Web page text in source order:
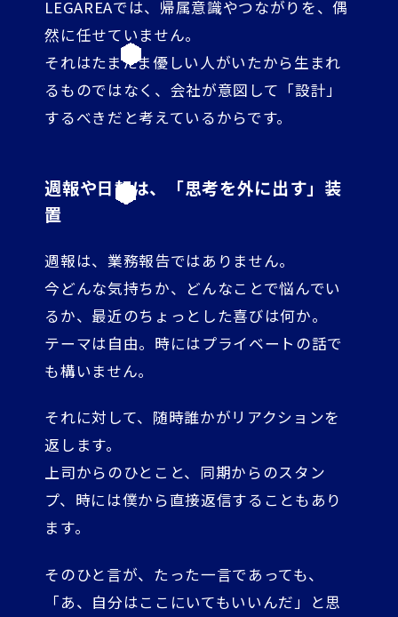
LEGAREAでは、帰属意識やつながりを、偶
然に任せていません。
それはたまたま優しい人がいたから生まれ
るものではなく、会社が意図して「設計」
するべきだと考えているからです。
週報や日報は、「思考を外に出す」装
置
週報は、業務報告ではありません。
今どんな気持ちか、どんなことで悩んでい
るか、最近のちょっとした喜びは何か。
テーマは自由。時にはプライベートの話で
も構いません。
それに対して、随時誰かがリアクションを
返します。
上司からのひとこと、同期からのスタン
プ、時には僕から直接返信することもあり
ます。
そのひと言が、たった一言であっても、
「あ、自分はここにいてもいいんだ」と思